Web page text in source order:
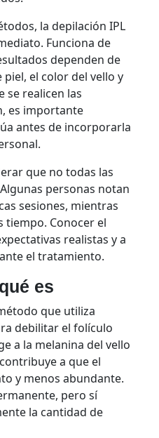
la depilación IPL
Funciona de
dependen de
el color del vello y
se realicen las
es importante
antes de incorporarla
que no todas las
personas notan
sesiones, mientras
tiempo. Conocer el
realistas y a
el tratamiento.
es
que utiliza
debilitar el folículo
a la melanina del vello
a que el
y menos abundante.
pero sí
la cantidad de